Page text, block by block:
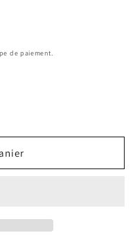
de paiement.